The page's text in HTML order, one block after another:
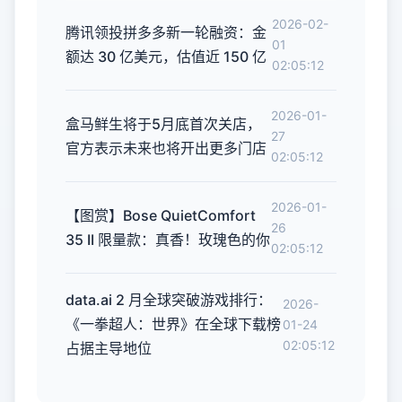
腾讯领投拼多多新一轮融资：金
额达 30 亿美元，估值近 150 亿
2026-02-
01
02:05:12
盒马鲜生将于5月底首次关店，
官方表示未来也将开出更多门店
2026-01-
27
02:05:12
【图赏】Bose QuietComfort
35 II 限量款：真香！玫瑰色的你
2026-01-
26
02:05:12
data.ai 2 月全球突破游戏排行：
《一拳超人：世界》在全球下载榜
占据主导地位
2026-
01-24
02:05:12